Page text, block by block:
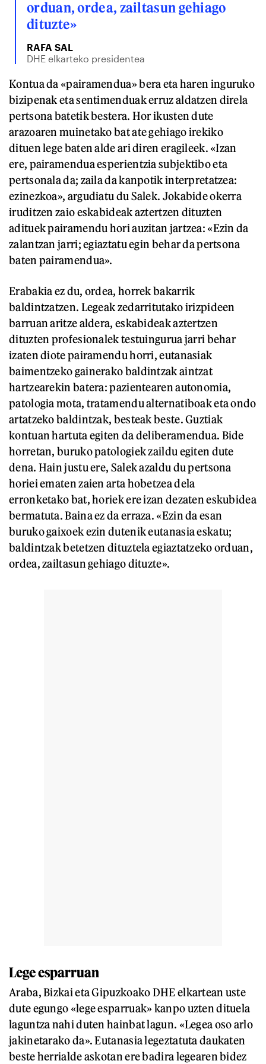
orduan, ordea, zailtasun gehiago
dituzte»
RAFA SAL
DHE elkarteko presidentea
Kontua da «pairamendua» bera eta haren inguruko
bizipenak eta sentimenduak erruz aldatzen direla
pertsona batetik bestera. Hor ikusten dute
arazoaren muinetako bat ate gehiago irekiko
dituen lege baten alde ari diren eragileek. «Izan
ere, pairamendua esperientzia subjektibo eta
pertsonala da; zaila da kanpotik interpretatzea:
ezinezkoa», argudiatu du Salek. Jokabide okerra
iruditzen zaio eskabideak aztertzen dituzten
adituek pairamendu hori auzitan jartzea: «Ezin da
zalantzan jarri; egiaztatu egin behar da pertsona
baten pairamendua».
Erabakia ez du, ordea, horrek bakarrik
baldintzatzen. Legeak zedarritutako irizpideen
barruan aritze aldera, eskabideak aztertzen
dituzten profesionalek testuingurua jarri behar
izaten diote pairamendu horri, eutanasiak
baimentzeko gainerako baldintzak aintzat
hartzearekin batera: pazientearen autonomia,
patologia mota, tratamendu alternatiboak eta ondo
artatzeko baldintzak, besteak beste. Guztiak
kontuan hartuta egiten da deliberamendua. Bide
horretan, buruko patologiek zaildu egiten dute
dena. Hain justu ere, Salek azaldu du pertsona
horiei ematen zaien arta hobetzea dela
erronketako bat, horiek ere izan dezaten eskubidea
bermatuta. Baina ez da erraza. «Ezin da esan
buruko gaixoek ezin dutenik eutanasia eskatu;
baldintzak betetzen dituztela egiaztatzeko orduan,
ordea, zailtasun gehiago dituzte».
Lege esparruan
Araba, Bizkai eta Gipuzkoako DHE elkartean uste
dute egungo «lege esparruak» kanpo uzten dituela
laguntza nahi duten hainbat lagun. «Legea oso arlo
jakinetarako da». Eutanasia legeztatuta daukaten
beste herrialde askotan ere badira legearen bidez